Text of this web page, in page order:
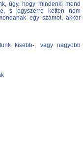
úgy, hogy mindenki mond
s egyszerre ketten nem
egy számot, akkor
kisebb-, vagy nagyobb